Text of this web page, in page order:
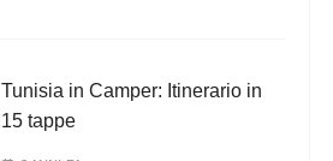
Tunisia in Camper: Itinerario in
15 tappe